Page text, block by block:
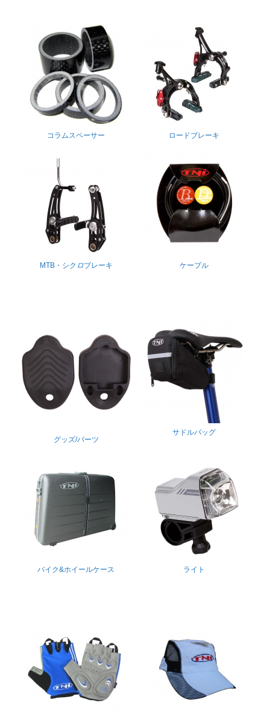
コラムスペーサー ロードブレーキ
MTB・シク ロブレーキ ケーブル
グッズ/パーツ
サドルバッグ
バイク&ホイールケース ライト